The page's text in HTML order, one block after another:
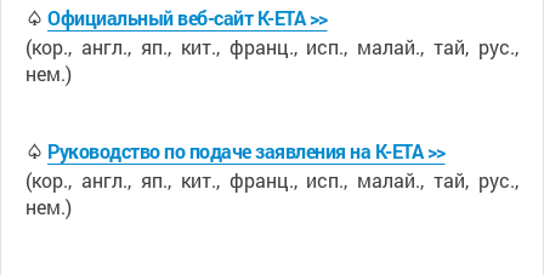
♤ Официальный веб-сайт K-ETA >>
(кор., англ., яп., кит., франц., исп., малай., тай, рус.,
нем.)
♤ Руководство по подаче заявления на K-ETA >>
(кор., англ., яп., кит., франц., исп., малай., тай, рус.,
нем.)